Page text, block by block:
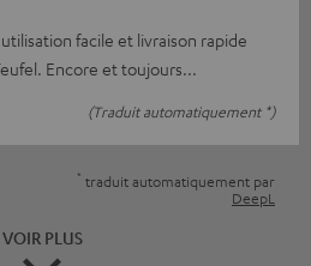
facile et livraison rapide
Encore et toujours...
(Traduit automatiquement *)
* traduit automatiquement par
DeepL
VOIR PLUS